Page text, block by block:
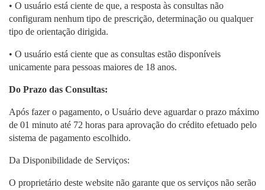
• O usuário está ciente de que, a resposta às consultas não
configuram nenhum tipo de prescrição, determinação ou qualquer
tipo de orientação dirigida.
• O usuário está ciente que as consultas estão disponíveis
unicamente para pessoas maiores de 18 anos.
Do Prazo das Consultas:
Após fazer o pagamento, o Usuário deve aguardar o prazo máximo
de 01 minuto até 72 horas para aprovação do crédito efetuado pelo
sistema de pagamento escolhido.
Da Disponibilidade de Serviços:
O proprietário deste website não garante que os serviços não serão